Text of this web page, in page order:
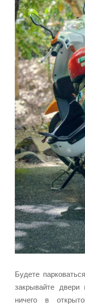
Будете
закрывайте
ничего в